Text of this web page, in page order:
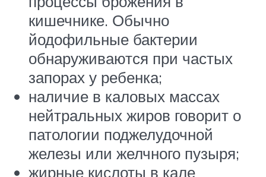
кишечнике. Обычно
йодофильные бактерии
обнаруживаются при частых
запорах у ребенка;
наличие в каловых массах
нейтральных жиров говорит о
патологии поджелудочной
железы или желчного пузыря;
жирные кислоты в кале